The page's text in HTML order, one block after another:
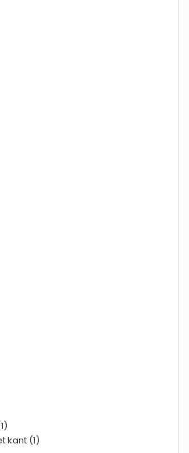
kant (1)